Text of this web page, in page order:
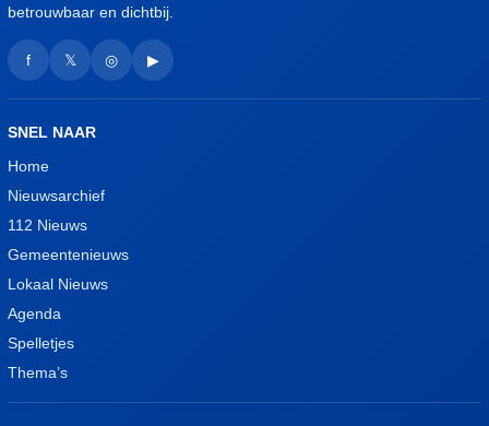
betrouwbaar en dichtbij.
f 𝕏 ◎ ▶
SNEL NAAR
Home
Nieuwsarchief
112 Nieuws
Gemeentenieuws
Lokaal Nieuws
Agenda
Spelletjes
Thema’s